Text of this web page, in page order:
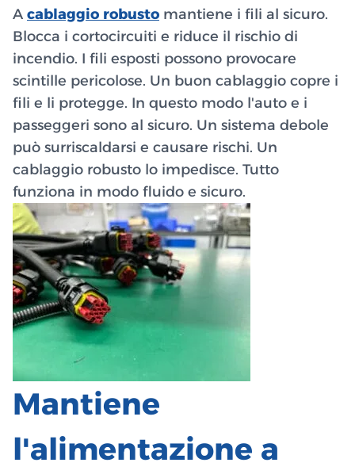
A cablaggio robusto mantiene i fili al sicuro.
Blocca i cortocircuiti e riduce il rischio di
incendio. I fili esposti possono provocare
scintille pericolose. Un buon cablaggio copre i
fili e li protegge. In questo modo l'auto e i
passeggeri sono al sicuro. Un sistema debole
può surriscaldarsi e causare rischi. Un
cablaggio robusto lo impedisce. Tutto
funziona in modo fluido e sicuro.
Mantiene
l'alimentazione a